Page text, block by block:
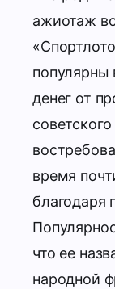
ажиотаж
популярны
денег от
время
благодаря
что ее
народной